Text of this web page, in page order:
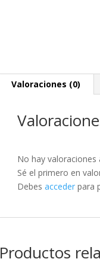
Valoraciones (0)
No hay valoraciones
Sé el primero en
Debesacceder para
Productos